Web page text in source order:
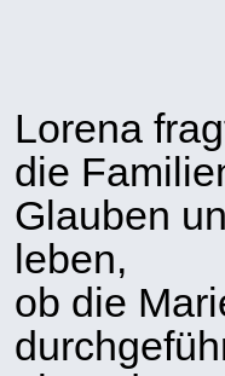
Lorena
die
Glauben
leben,
ob die